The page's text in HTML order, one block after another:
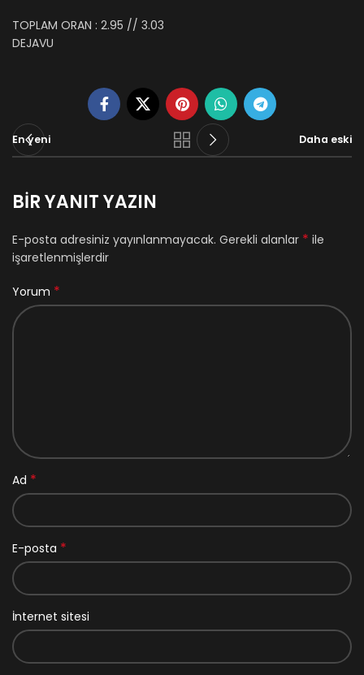
TOPLAM ORAN : 2.95 // 3.03
DEJAVU
En yeni Daha eski
BIR YANIT YAZIN
E-posta adresiniz yayınlanmayacak. Gerekli alanlar * ile
işaretlenmişlerdir
Yorum *
Ad *
E-posta *
İnternet sitesi